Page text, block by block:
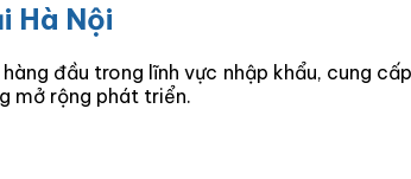
Hà Nội
đầu trong lĩnh vực nhập khẩu, cung
mở rộng phát triển.